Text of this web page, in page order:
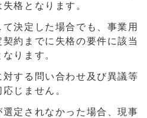
格となります。
決定した場合でも、事業用
約までに失格の要件に該当
ります。
する問い合わせ及び異議等
じません。
定されなかった場合、現事